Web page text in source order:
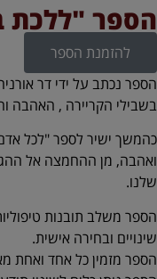
הספר "ללכת
להזמנת הספר
הספר נכתב על ידי דר
בשבילי הקריירה , האהבה
כהמשך ישיר לספר "לכל
ואהבה, מן ההחמצה אל
שלנו.
הספר משלב תובנות
שינויים ובחירה אישית.
הספר מזמין כל אחד ואחת